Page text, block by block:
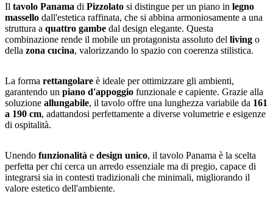
Il tavolo Panama di Pizzolato si distingue per un piano in legno
massello dall'estetica raffinata, che si abbina armoniosamente a una
struttura a quattro gambe dal design elegante. Questa
combinazione rende il mobile un protagonista assoluto del living o
della zona cucina, valorizzando lo spazio con coerenza stilistica.
La forma rettangolare è ideale per ottimizzare gli ambienti,
garantendo un piano d'appoggio funzionale e capiente. Grazie alla
soluzione allungabile, il tavolo offre una lunghezza variabile da 161
a 190 cm, adattandosi perfettamente a diverse volumetrie e esigenze
di ospitalità.
Unendo funzionalità e design unico, il tavolo Panama è la scelta
perfetta per chi cerca un arredo essenziale ma di pregio, capace di
integrarsi sia in contesti tradizionali che minimali, migliorando il
valore estetico dell'ambiente.